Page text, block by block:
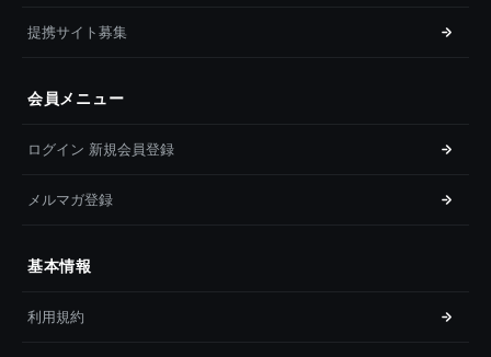
提携サイト募集
会員メニュー
ログイン 新規会員登録
メルマガ登録
基本情報
利用規約